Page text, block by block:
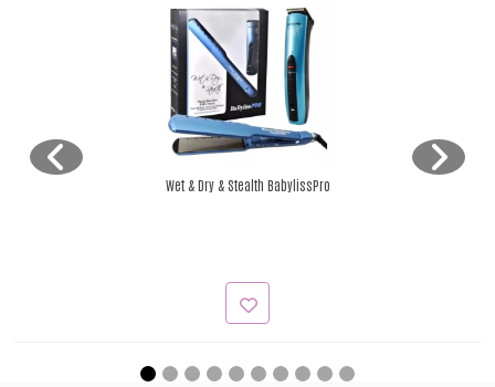
Wet & Dry & Stealth BabylissPro